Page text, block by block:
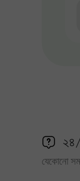
২৪/
যেকোনো